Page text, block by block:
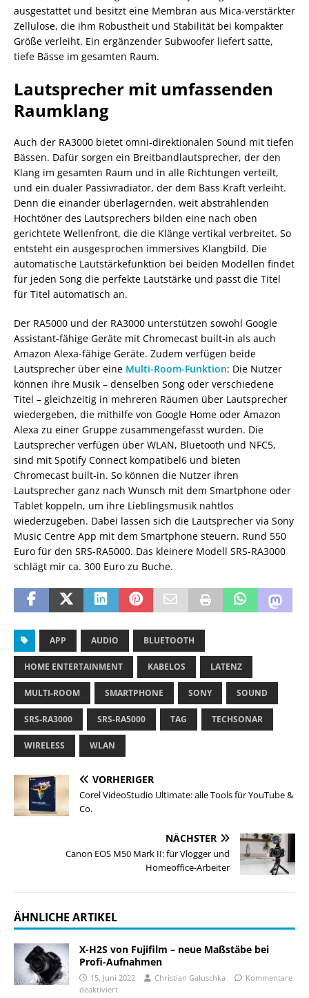
ausgestattet und besitzt eine Membran aus Mica-verstärkter
Zellulose, die ihm Robustheit und Stabilität bei kompakter
Größe verleiht. Ein ergänzender Subwoofer liefert satte,
tiefe Bässe im gesamten Raum.
Lautsprecher mit umfassenden
Raumklang
Auch der RA3000 bietet omni-direktionalen Sound mit tiefen
Bässen. Dafür sorgen ein Breitbandlautsprecher, der den
Klang im gesamten Raum und in alle Richtungen verteilt,
und ein dualer Passivradiator, der dem Bass Kraft verleiht.
Denn die einander überlagernden, weit abstrahlenden
Hochtöner des Lautsprechers bilden eine nach oben
gerichtete Wellenfront, die die Klänge vertikal verbreitet. So
entsteht ein ausgesprochen immersives Klangbild. Die
automatische Lautstärkefunktion bei beiden Modellen findet
für jeden Song die perfekte Lautstärke und passt die Titel
für Titel automatisch an.
Der RA5000 und der RA3000 unterstützen sowohl Google
Assistant-fähige Geräte mit Chromecast built-in als auch
Amazon Alexa-fähige Geräte. Zudem verfügen beide
Lautsprecher über eine Multi-Room-Funktion: Die Nutzer
können ihre Musik – denselben Song oder verschiedene
Titel – gleichzeitig in mehreren Räumen über Lautsprecher
wiedergeben, die mithilfe von Google Home oder Amazon
Alexa zu einer Gruppe zusammengefasst wurden. Die
Lautsprecher verfügen über WLAN, Bluetooth und NFC5,
sind mit Spotify Connect kompatibel6 und bieten
Chromecast built-in. So können die Nutzer ihren
Lautsprecher ganz nach Wunsch mit dem Smartphone oder
Tablet koppeln, um ihre Lieblingsmusik nahtlos
wiederzugeben. Dabei lassen sich die Lautsprecher via Sony
Music Centre App mit dem Smartphone steuern. Rund 550
Euro für den SRS-RA5000. Das kleinere Modell SRS-RA3000
schlägt mir ca. 300 Euro zu Buche.
APP AUDIO BLUETOOTH
HOME ENTERTAINMENT KABELOS LATENZ
MULTI-ROOM SMARTPHONE SONY SOUND
SRS-RA3000 SRS-RA5000 TAG TECHSONAR
WIRELESS WLAN
VORHERIGER
Corel VideoStudio Ultimate: alle Tools für YouTube &
Co.
NÄCHSTER
Canon EOS M50 Mark II: für Vlogger und
Homeoffice-Arbeiter
ÄHNLICHE ARTIKEL
X-H2S von Fujifilm – neue Maßstäbe bei
Profi-Aufnahmen
15. Juni 2022 Christian Galuschka
Kommentare
deaktiviert